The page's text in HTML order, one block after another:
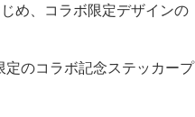
め、コラボ限定デザインの
定のコラボ記念ステッカープ